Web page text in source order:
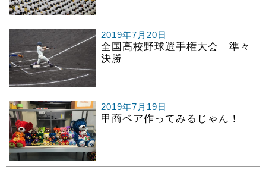
2019年7月20日
全国高校野球選手権大会 準々
決勝
2019年7月19日
甲商ベア作ってみるじゃん！